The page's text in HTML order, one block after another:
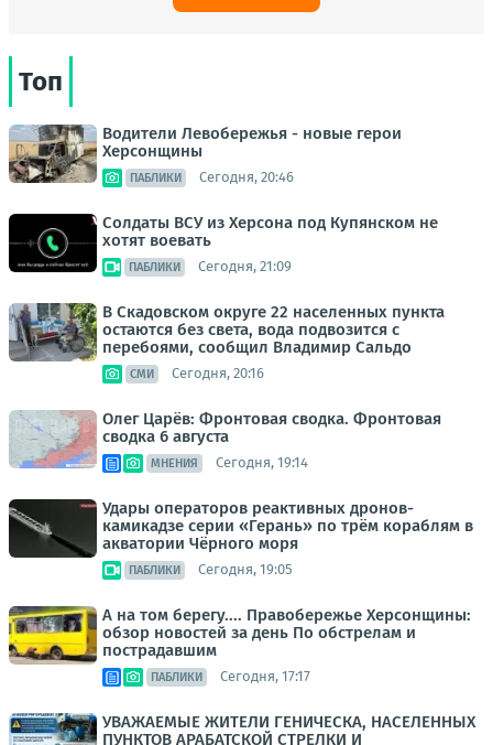
Топ
Водители Левобережья - новые герои
Херсонщины
ПАБЛИКИ Сегодня, 20:46
Солдаты ВСУ из Херсона под Купянском не
хотят воевать
ПАБЛИКИ Сегодня, 21:09
В Скадовском округе 22 населенных пункта
остаются без света, вода подвозится с
перебоями, сообщил Владимир Сальдо
СМИ Сегодня, 20:16
Олег Царёв: Фронтовая сводка. Фронтовая
сводка 6 августа
МНЕНИЯ Сегодня, 19:14
Удары операторов реактивных дронов-
камикадзе серии «Герань» по трём кораблям в
акватории Чёрного моря
ПАБЛИКИ Сегодня, 19:05
А на том берегу.... Правобережье Херсонщины:
обзор новостей за день По обстрелам и
пострадавшим
ПАБЛИКИ Сегодня, 17:17
УВАЖАЕМЫЕ ЖИТЕЛИ ГЕНИЧЕСКА, НАСЕЛЕННЫХ
ПУНКТОВ АРАБАТСКОЙ СТРЕЛКИ И